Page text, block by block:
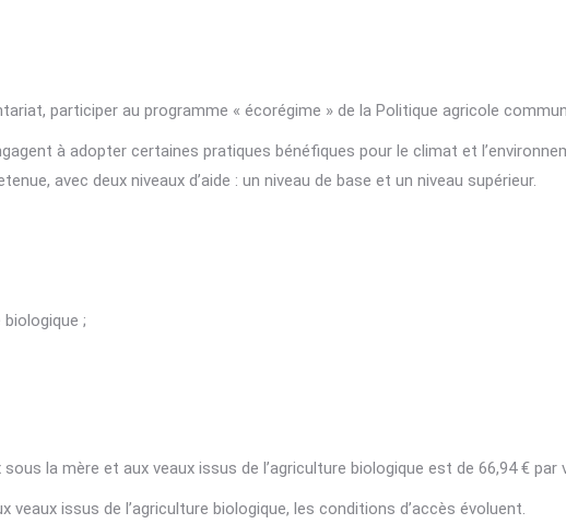
participer au programme « écorégime » de la Politique agricole
à adopter certaines pratiques bénéfiques pour le climat et
avec deux niveaux d’aide : un niveau de base et un niveau supérieur.
;
la mère et aux veaux issus de l’agriculture biologique est de 66,94 € par
veaux issus de l’agriculture biologique, les conditions d’accès évoluent.